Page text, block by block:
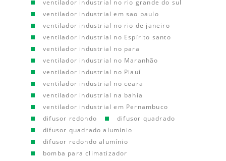
ventilador industrial no rio grande do sul
ventilador industrial em sao paulo
ventilador industrial no rio de janeiro
ventilador industrial no Espírito santo
ventilador industrial no para
ventilador industrial no Maranhão
ventilador industrial no Piauí
ventilador industrial no ceara
ventilador industrial na bahia
ventilador industrial em Pernambuco
difusor redondo
difusor quadrado
difusor quadrado alumínio
difusor redondo alumínio
bomba para climatizador